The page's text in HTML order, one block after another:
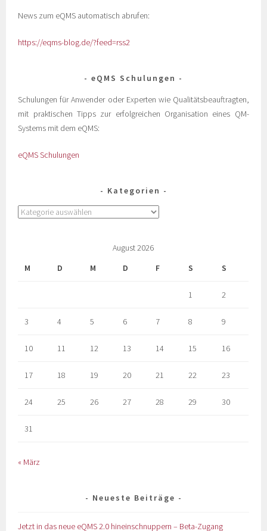
News zum eQMS automatisch abrufen:
https://eqms-blog.de/?feed=rss2
eQMS Schulungen
Schulungen für Anwender oder Experten wie Qualitätsbeauftragten,
mit praktischen Tipps zur erfolgreichen Organisation eines QM-
Systems mit dem eQMS:
eQMS Schulungen
Kategorien
August 2026
M
D M D F S S
1 2
3 4 5 6 7 8 9
10 11 12 13 14 15 16
17 18 19 20 21 22 23
24 25 26 27 28 29 30
31
« März
Neueste Beiträge
Jetzt in das neue eQMS 2.0 hineinschnuppern – Beta-Zugang